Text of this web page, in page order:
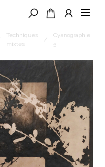
Techniques
mixtes
/
Cyanographie
5